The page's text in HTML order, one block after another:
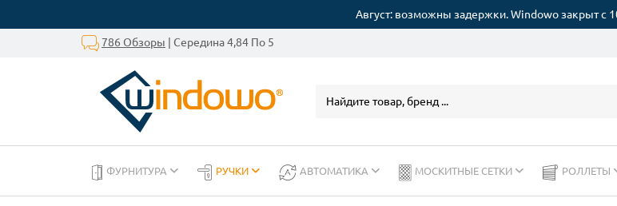
Август: возможны задержки. Windowo закрыт с
786 Обзоры | Середина 4,84 По 5
ФУРНИТУРА РУЧКИ АВТОМАТИКА МОСКИТНЫЕ СЕТКИ РОЛЛЕТЫ